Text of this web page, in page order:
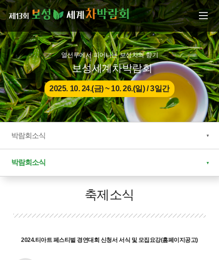
본문으로 바로가기
주메뉴 바로가기
열선루에서 피어나는 보성차의 향기
보성세계차박람회
2025. 10. 24.(금) ~ 10. 26.(일) / 3일간
박람회소식
박람회소식
축제소식
2024.티아트 페스티벌 경연대회 신청서 서식 및 모집요강(홈페이지공고)